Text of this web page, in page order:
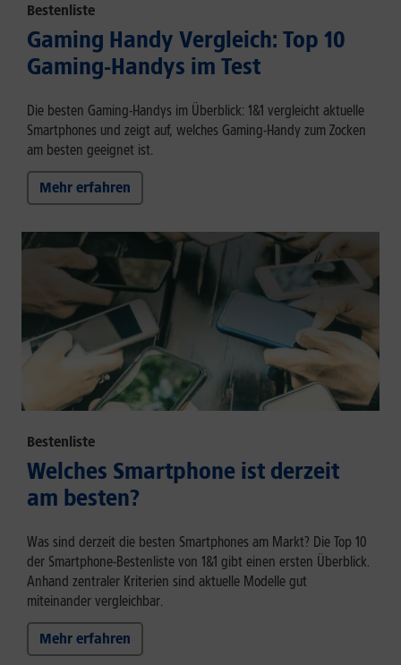
Bestenliste
Gaming Handy Vergleich: Top 10
Gaming-Handys im Test
Die besten Gaming-Handys im Überblick: 1&1 vergleicht aktuelle
Smartphones und zeigt auf, welches Gaming-Handy zum Zocken
am besten geeignet ist.
Mehr erfahren
Bestenliste
Welches Smartphone ist derzeit
am besten?
Was sind derzeit die besten Smartphones am Markt? Die Top 10
der Smartphone-Bestenliste von 1&1 gibt einen ersten Überblick.
Anhand zentraler Kriterien sind aktuelle Modelle gut
miteinander vergleichbar.
Mehr erfahren